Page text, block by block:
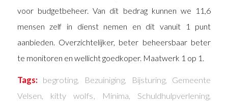
voor budgetbeheer. Van dit bedrag kunnen we 11,6
mensen zelf in dienst nemen en dit vanuit 1 punt
aanbieden. Overzichtelijker, beter beheersbaar beter
te monitoren en wellicht goedkoper. Maatwerk 1 op 1.
Tags: begroting, Bezuiniging, Bijsturing, Gemeente
Velsen, kitty wolfs, Minima, Schuldhulpverlening,